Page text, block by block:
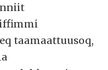
taamaattuusoq,